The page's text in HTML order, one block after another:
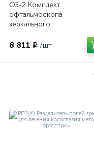
ОЗ-2 Комплект
офтальмоскопа
зеркального
8 811 ₽ /шт